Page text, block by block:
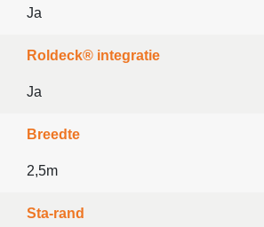
Ja
Roldeck® integratie
Ja
Breedte
2,5m
Sta-rand